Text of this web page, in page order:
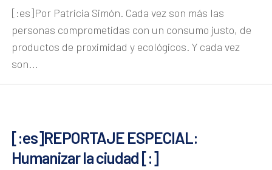
[:es]Por Patricia Simón. Cada vez son más las
personas comprometidas con un consumo justo, de
productos de proximidad y ecológicos. Y cada vez
son...
[:es]REPORTAJE ESPECIAL:
Humanizar la ciudad [:]